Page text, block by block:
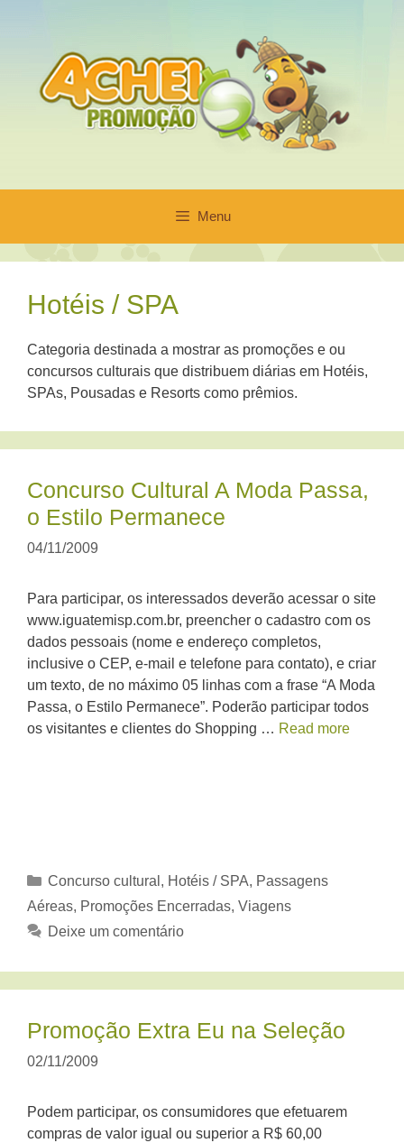
conteúdo
Menu
Hotéis / SPA
Categoria destinada a mostrar as promoções e ou
concursos culturais que distribuem diárias em Hotéis,
SPAs, Pousadas e Resorts como prêmios.
Concurso Cultural A Moda Passa,
o Estilo Permanece
04/11/2009
Para participar, os interessados deverão acessar o site
www.iguatemisp.com.br, preencher o cadastro com os
dados pessoais (nome e endereço completos,
inclusive o CEP, e-mail e telefone para contato), e criar
um texto, de no máximo 05 linhas com a frase “A Moda
Passa, o Estilo Permanece”. Poderão participar todos
os visitantes e clientes do Shopping … Read more
Categorias
Concurso cultural , Hotéis / SPA, Passagens
Aéreas, Promoções Encerradas, Viagens
Deixe um comentário
Promoção Extra Eu na Seleção
02/11/2009
Podem participar, os consumidores que efetuarem
compras de valor igual ou superior a R$ 60,00